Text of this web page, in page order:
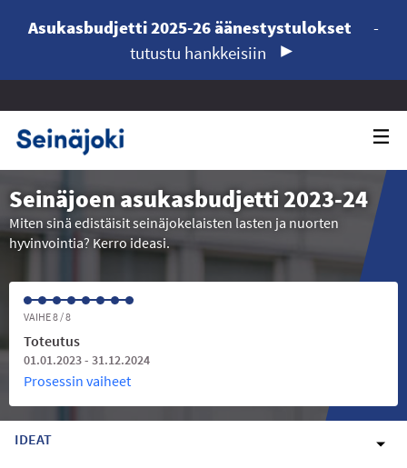
Asukasbudjetti 2025-26 äänestystulokset
-
tutustu hankkeisiin
Seinäjoen asukasbudjetti 2023-24
Miten sinä edistäisit seinäjokelaisten lasten ja nuorten
hyvinvointia? Kerro ideasi.
VAIHE 8 / 8
Toteutus
01.01.2023 - 31.12.2024
Prosessin vaiheet
IDEAT